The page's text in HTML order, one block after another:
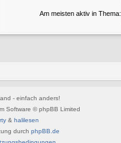
Am meisten aktiv in Thema:
- einfach anders!
Software © phpBB Limited
& halilesen
durch phpBB.de